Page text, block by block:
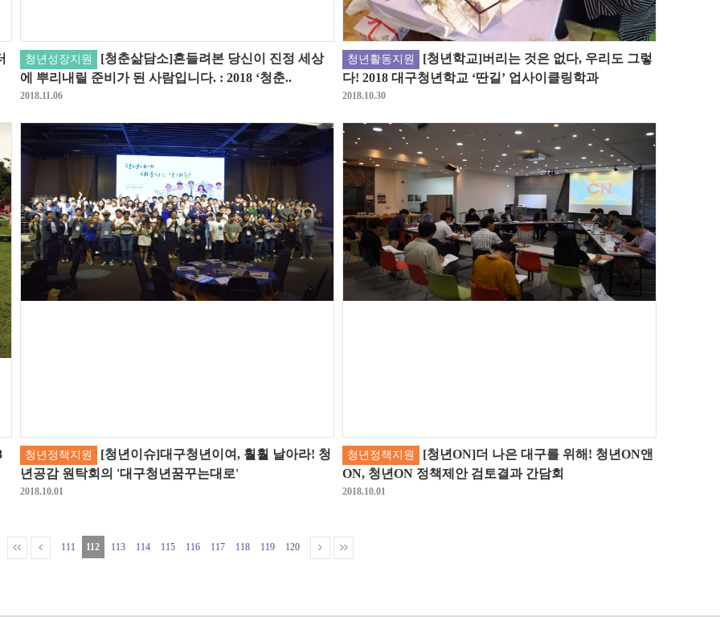
청년성장지원
[청춘삶담소]흔들려본 당신이 진정 세상
에 뿌리내릴 준비가 된 사람입니다. : 2018 ‘청춘..
2018.11.06
청년활동지원
[청년학교]버리는 것은 없다, 우리도 그렇
다! 2018 대구청년학교 ‘딴길’ 업사이클링학과
2018.10.30
청년정책지원
[청년이슈]대구청년이여, 훨훨 날아라! 청
년공감 원탁회의 '대구청년꿈꾸는대로'
2018.10.01
청년정책지원
[청년ON]더 나은 대구를 위해! 청년ON앤
ON, 청년ON 정책제안 검토결과 간담회
2018.10.01
111 112 113 114 115 116 117 118 119 120